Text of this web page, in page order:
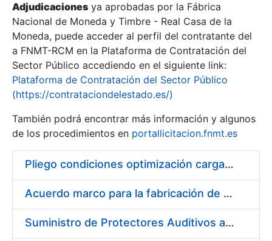
Adjudicaciones ya aprobadas por la Fábrica
Nacional de Moneda y Timbre - Real Casa de la
Moneda, puede acceder al perfil del contratante del
a FNMT-RCM en la Plataforma de Contratación del
Sector Público accediendo en el siguiente link:
Plataforma de Contratación del Sector Público
(https://contrataciondelestado.es/)
También podrá encontrar más información y algunos
de los procedimientos en portallicitacion.fnmt.es
Pliego condiciones optimización cargas compras firmado
Acuerdo marco para la fabricación de piezas
Suministro de Protectores Auditivos a medida para las personas trabajadoras de los Centros de Trabajo de Madrid y Burgos